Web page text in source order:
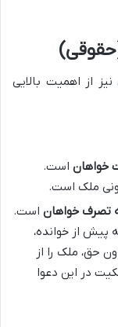
از اهمیت بالایی
خواهان است.
ملک است.
تصرف خواهان است.
پیش از خوانده،
حق، ملک را از
در این دعوا